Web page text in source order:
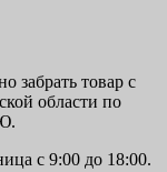
забрать товар с
области по
с 9:00 до 18:00.